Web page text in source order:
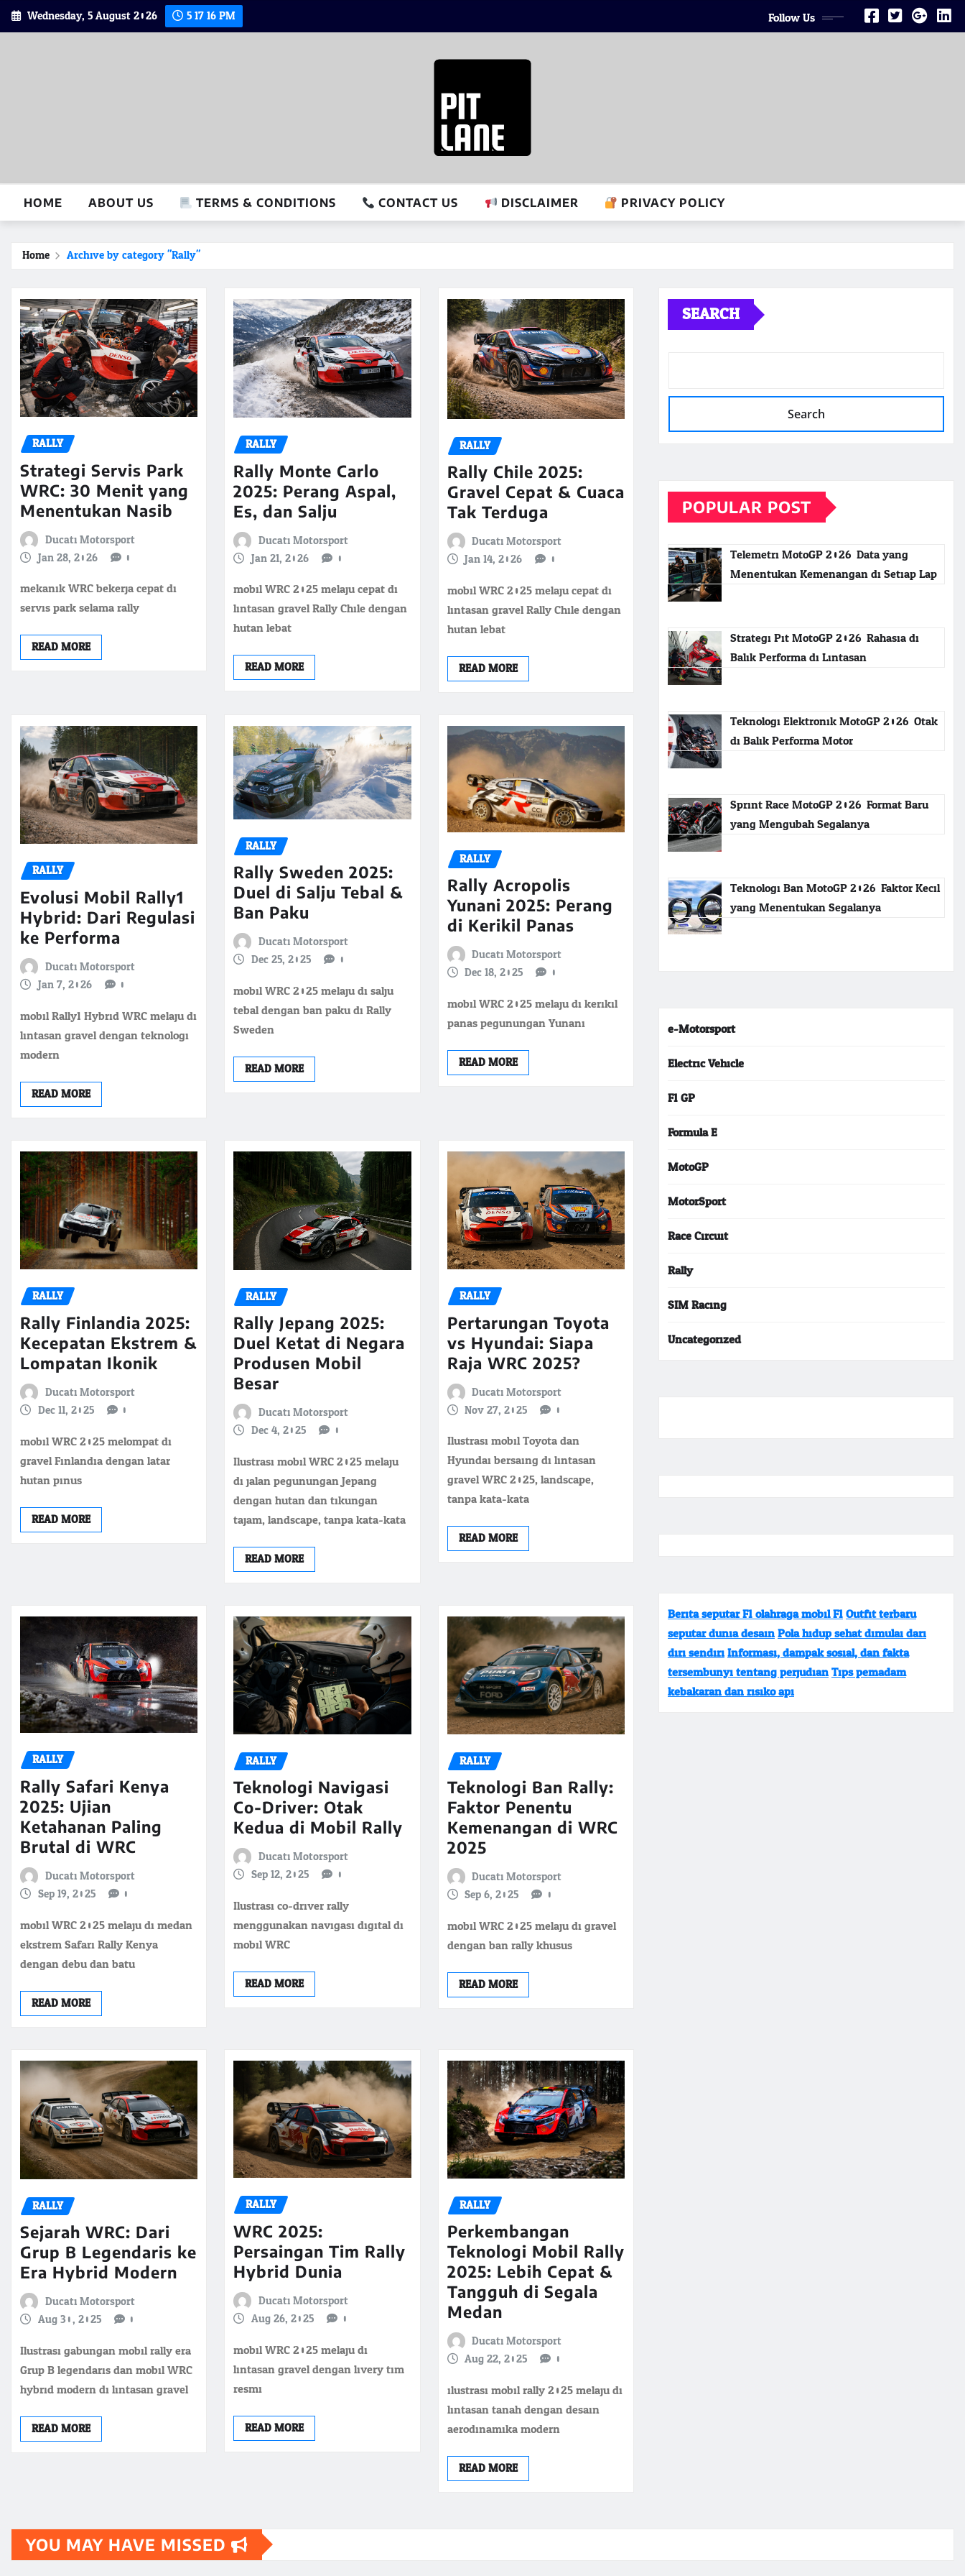
Skip
to
Wednesday, 5 August 2026 5:17:17 PM Follow Us
HOME ABOUT US TERMS & CONDITIONS CONTACT US DISCLAIMER PRIVACY POLICY
Home Archive by category "Rally"
RALLY
Strategi Servis Park
WRC: 30 Menit yang
Menentukan Nasib
Ducati Motorsport
Jan 28, 2026
0
mekanik WRC bekerja cepat di
servis park selama rally
READ MORE
RALLY
Rally Monte Carlo
2025: Perang Aspal,
Es, dan Salju
Ducati Motorsport
Jan 21, 2026
0
mobil WRC 2025 melaju cepat di
lintasan gravel Rally Chile dengan
hutan lebat
READ MORE
RALLY
Rally Chile 2025:
Gravel Cepat & Cuaca
Tak Terduga
Ducati Motorsport
Jan 14, 2026
0
mobil WRC 2025 melaju cepat di
lintasan gravel Rally Chile dengan
hutan lebat
READ MORE
RALLY
Evolusi Mobil Rally1
Hybrid: Dari Regulasi
ke Performa
Ducati Motorsport
Jan 7, 2026
0
mobil Rally1 Hybrid WRC melaju di
lintasan gravel dengan teknologi
modern
READ MORE
RALLY
Rally Sweden 2025:
Duel di Salju Tebal &
Ban Paku
Ducati Motorsport
Dec 25, 2025
0
mobil WRC 2025 melaju di salju
tebal dengan ban paku di Rally
Sweden
READ MORE
RALLY
Rally Acropolis
Yunani 2025: Perang
di Kerikil Panas
Ducati Motorsport
Dec 18, 2025
0
mobil WRC 2025 melaju di kerikil
panas pegunungan Yunani
READ MORE
RALLY
Rally Finlandia 2025:
Kecepatan Ekstrem &
Lompatan Ikonik
Ducati Motorsport
Dec 11, 2025
0
mobil WRC 2025 melompat di
gravel Finlandia dengan latar
hutan pinus
READ MORE
RALLY
Rally Jepang 2025:
Duel Ketat di Negara
Produsen Mobil
Besar
Ducati Motorsport
Dec 4, 2025
0
Ilustrasi mobil WRC 2025 melaju
di jalan pegunungan Jepang
dengan hutan dan tikungan
tajam, landscape, tanpa kata-kata
READ MORE
RALLY
Pertarungan Toyota
vs Hyundai: Siapa
Raja WRC 2025?
Ducati Motorsport
Nov 27, 2025
0
Ilustrasi mobil Toyota dan
Hyundai bersaing di lintasan
gravel WRC 2025, landscape,
tanpa kata-kata
READ MORE
RALLY
Rally Safari Kenya
2025: Ujian
Ketahanan Paling
Brutal di WRC
Ducati Motorsport
Sep 19, 2025
0
mobil WRC 2025 melaju di medan
ekstrem Safari Rally Kenya
dengan debu dan batu
READ MORE
RALLY
Teknologi Navigasi
Co-Driver: Otak
Kedua di Mobil Rally
Ducati Motorsport
Sep 12, 2025
0
Ilustrasi co-driver rally
menggunakan navigasi digital di
mobil WRC
READ MORE
RALLY
Teknologi Ban Rally:
Faktor Penentu
Kemenangan di WRC
2025
Ducati Motorsport
Sep 6, 2025
0
mobil WRC 2025 melaju di gravel
dengan ban rally khusus
READ MORE
RALLY
Sejarah WRC: Dari
Grup B Legendaris ke
Era Hybrid Modern
Ducati Motorsport
Aug 30, 2025
0
Ilustrasi gabungan mobil rally era
Grup B legendaris dan mobil WRC
hybrid modern di lintasan gravel
READ MORE
RALLY
WRC 2025:
Persaingan Tim Rally
Hybrid Dunia
Ducati Motorsport
Aug 26, 2025
0
mobil WRC 2025 melaju di
lintasan gravel dengan livery tim
resmi
READ MORE
RALLY
Perkembangan
Teknologi Mobil Rally
2025: Lebih Cepat &
Tangguh di Segala
Medan
Ducati Motorsport
Aug 22, 2025
0
ilustrasi mobil rally 2025 melaju di
lintasan tanah dengan desain
aerodinamika modern
READ MORE
SEARCH
Search
POPULAR POST
Telemetri MotoGP 2026: Data yang
Menentukan Kemenangan di Setiap Lap
Strategi Pit MotoGP 2026: Rahasia di
Balik Performa di Lintasan
Teknologi Elektronik MotoGP 2026: Otak
di Balik Performa Motor
Sprint Race MotoGP 2026: Format Baru
yang Mengubah Segalanya
Teknologi Ban MotoGP 2026: Faktor Kecil
yang Menentukan Segalanya
e-Motorsport
Electric Vehicle
F1 GP
Formula E
MotoGP
MotorSport
Race Circuit
Rally
SIM Racing
Uncategorized
Berita seputar F1 olahraga mobil F1Outfit terbaru
seputar dunia desainPola hidup sehat dimulai dari
diri sendiriInformasi, dampak sosial, dan fakta
tersembunyi tentang perjudianTips pemadam
kebakaran dan risiko api
YOU MAY HAVE MISSED